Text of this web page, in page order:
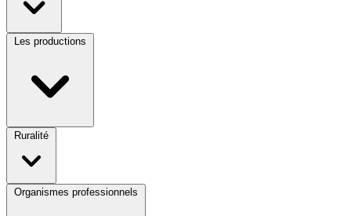
Les productions
Ruralité
Organismes professionnels